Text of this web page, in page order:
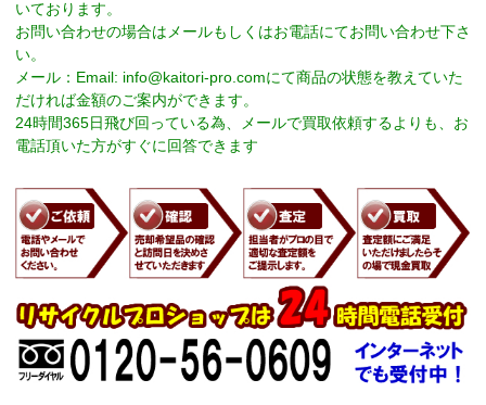
いております。
お問い合わせの場合はメールもしくはお電話にてお問い合わせ下さ
い。
メール：Email: info@kaitori-pro.comにて商品の状態を教えていた
だければ金額のご案内ができます。
24時間365日飛び回っている為、メールで買取依頼するよりも、お
電話頂いた方がすぐに回答できます